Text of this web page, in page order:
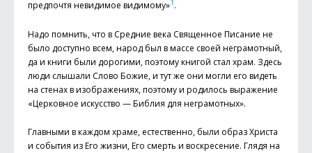
предпочтя невидимое видимому»1 .
Надо помнить, что в Средние века Священное Писание не
было доступно всем, народ был в массе своей неграмотный,
да и книги были дорогими, поэтому книгой стал храм. Здесь
люди слышали Слово Божие, и тут же они могли его видеть
на стенах в изображениях, поэтому и родилось выражение
«Церковное искусство — Библия для неграмотных».
Главными в каждом храме, естественно, были образ Христа
и события из Его жизни, Его смерть и воскресение. Глядя на